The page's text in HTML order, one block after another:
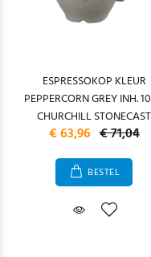
ESPRESSOKOP KLEUR
PEPPERCORN GREY INH.
CHURCHILL STONECAST
€ 63,96 € 71,04
BESTEL